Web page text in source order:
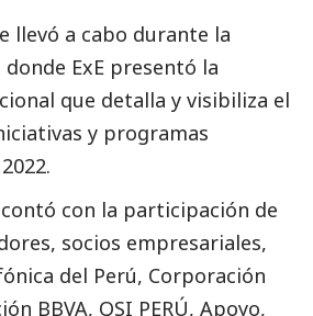
llevó a cabo durante la
ExE presentó la
que detalla y visibiliza el
y programas
con la participación de
socios empresariales,
del Perú, Corporación
BBVA, QSI PERÚ, Apoyo,